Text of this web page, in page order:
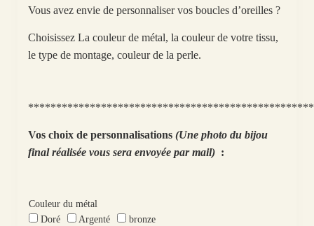
Vous avez envie de personnaliser vos boucles d’oreilles ?
Choisissez La couleur de métal, la couleur de votre tissu,
le type de montage, couleur de la perle.
Vos choix de personnalisations (Une photo du bijou
final réalisée vous sera envoyée par mail):
Couleur du métal
Doré
Argenté
bronze